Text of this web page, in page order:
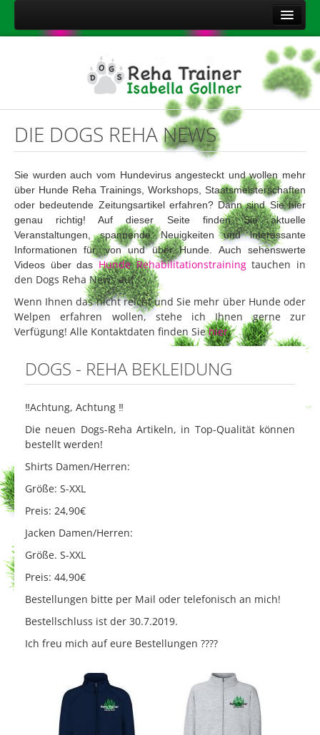
Kontakt
Sitemap
Impressum
Datenschutzerklärung
Onlineshop Nahrungsergänzungsmittel
DIE DOGS REHA NEWS
Sie wurden auch vom Hundevirus angesteckt und wollen mehr
über Hunde Reha Trainings, Workshops, Staatsmeisterschaften
oder bedeutende Zeitungsartikel erfahren? Dann sind Sie hier
genau richtig! Auf dieser Seite finden Sie aktuelle
Veranstaltungen, spannende Neuigkeiten und interessante
Informationen für, von und über Hunde. Auch sehenswerte
Videos über das Hunde Rehabilitationstrainingtauchen in
den Dogs Reha News auf.
Wenn Ihnen das nicht reicht und Sie mehr über Hunde oder
Welpen erfahren wollen, stehe ich Ihnen gerne zur
Verfügung! Alle Kontaktdaten finden Siehier.
DOGS - REHA BEKLEIDUNG
‼️Achtung, Achtung ‼️
Die neuen Dogs-Reha Artikeln, in Top-Qualität können
bestellt werden!
Shirts Damen/Herren:
Größe: S-XXL
Preis: 24,90€
Jacken Damen/Herren:
Größe. S-XXL
Preis: 44,90€
Bestellungen bitte per Mail oder telefonisch an mich!
Bestellschluss ist der 30.7.2019.
Ich freu mich auf eure Bestellungen ????